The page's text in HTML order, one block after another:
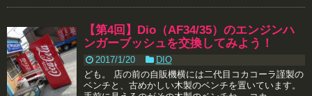
【第4回】Dio（AF34/35）のエンジンハ
ンガーブッシュを交換してみよう！
2017/1/20
DIO
ども。 店の前の自販機横には二代目コカコーラ謹製の
ベンチと、古めかしい木製のベンチを置いています。